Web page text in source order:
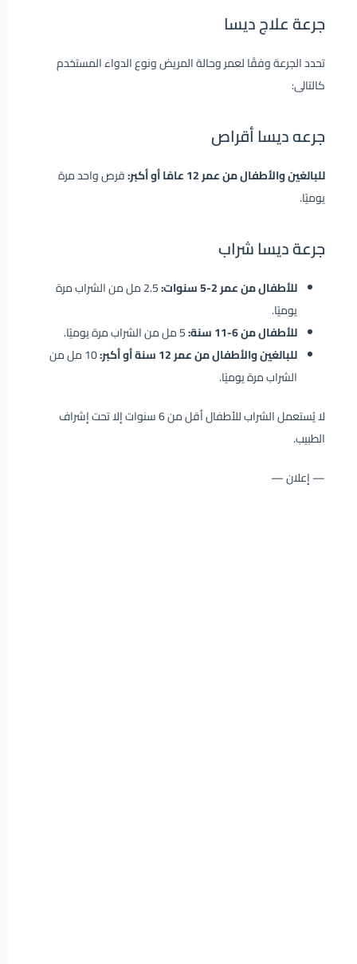
جرعة علاج ديسا
تحدد الجرعة وفقًا لعمر وحالة المريض ونوع الدواء المستخدم
كالتالى:
جرعه ديسا أقراص
للبالغين والأطفال من عمر 12 عامًا أو أكبر:
قرص واحد مرة
يوميًا.
جرعة ديسا شراب
للأطفال من عمر 2-5 سنوات:
2.5 مل من الشراب مرة
يوميًا.
للأطفال من 6-11 سنة:
للبالغين والأطفال من عمر 12 سنة أو أكبر:
10 مل من
الشراب مرة يوميًا.
لا يُستعمل الشراب للأطفال أقل من 6 سنوات إلا تحت إشراف
الطبيب.
— إعلان —